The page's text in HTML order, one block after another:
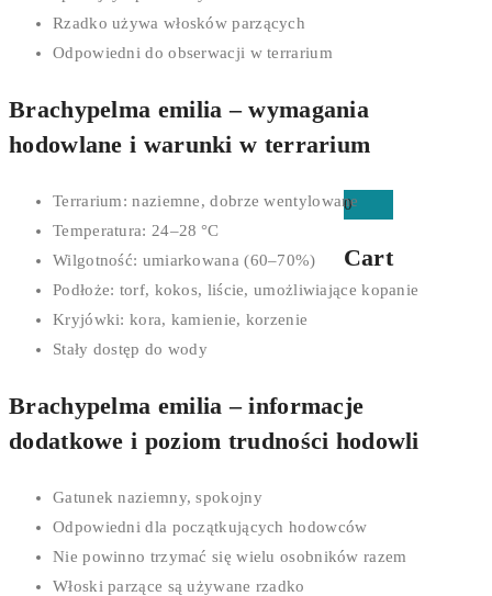
0
Cart
Rzadko używa włosków parzących
Odpowiedni do obserwacji w terrarium
Brachypelma emilia – wymagania
hodowlane i warunki w terrarium
Terrarium: naziemne, dobrze wentylowane
Temperatura: 24–28 °C
Wilgotność: umiarkowana (60–70%)
Podłoże: torf, kokos, liście, umożliwiające kopanie
Kryjówki: kora, kamienie, korzenie
Stały dostęp do wody
Brachypelma emilia – informacje
dodatkowe i poziom trudności hodowli
Gatunek naziemny, spokojny
Odpowiedni dla początkujących hodowców
Nie powinno trzymać się wielu osobników razem
Włoski parzące są używane rzadko